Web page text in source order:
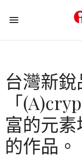
台灣新銳
「
富的元
的作品。